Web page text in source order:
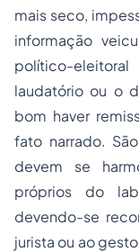
mais seco,
informação
político-
laudatório ou o
bom haver
fato narrado.
devem se
próprios do
devendo-se
jurista ou ao